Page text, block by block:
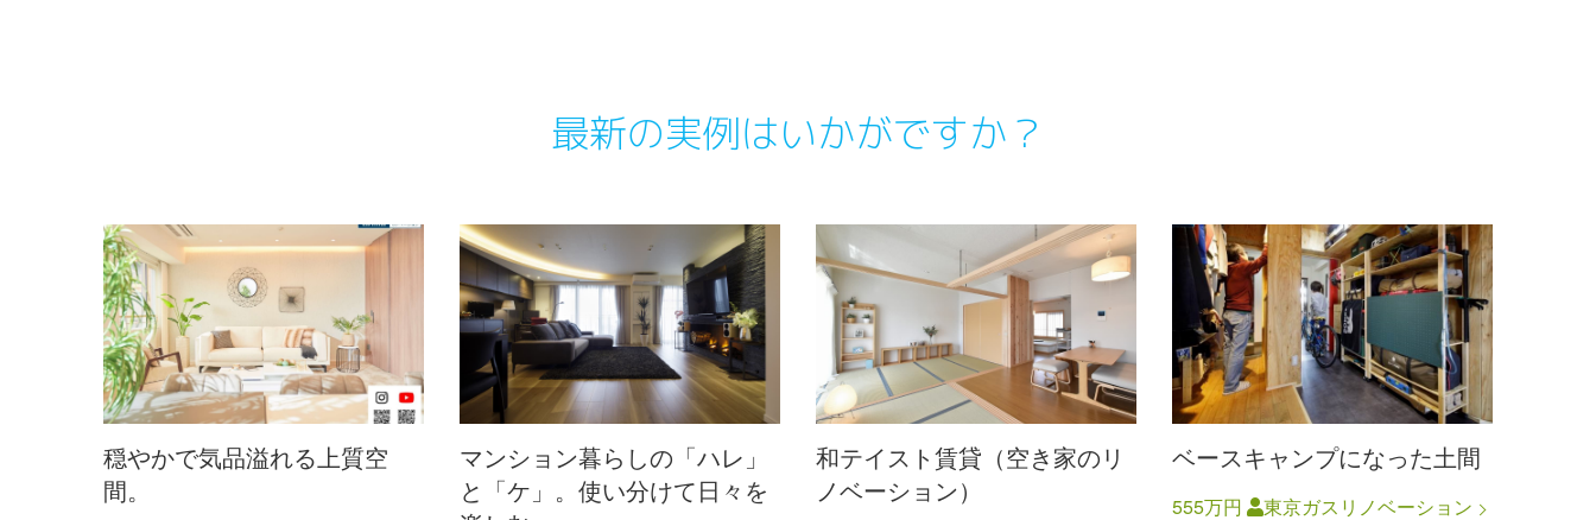
最新の実例はいかがですか？
穏やかで気品溢れる上質空
間。
マンション暮らしの「ハレ」
と「ケ」。使い分けて日々を
和テイスト賃貸（空き家のリ
ノベーション）
ベースキャンプになった土間
555万円 東京ガスリノベーション